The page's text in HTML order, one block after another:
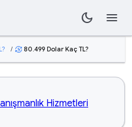
dark_mode menu
/ currency_exchange 80.499 Dolar Kaç TL?